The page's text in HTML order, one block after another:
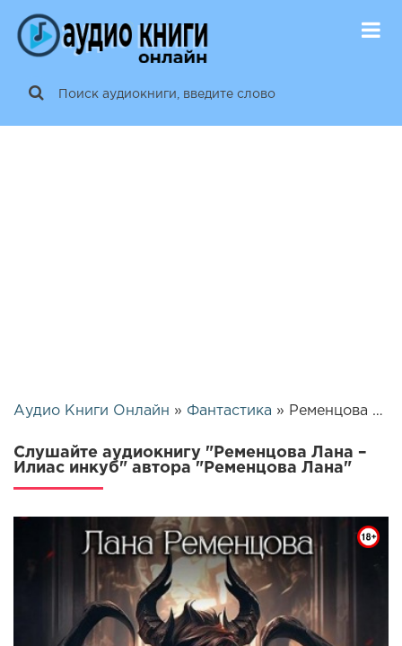
Аудио Книги Онлайн » Фантастика » Ременцова Лана – Илиас инкуб | 25801
Слушайте аудиокнигу "Ременцова Лана –
Илиас инкуб" автора "Ременцова Лана"